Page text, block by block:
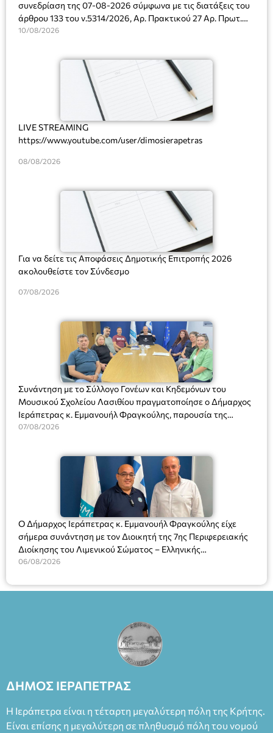
συνεδρίαση της 07-08-2026 σύμφωνα με τις διατάξεις του
άρθρου 133 του ν.5314/2026, Αρ. Πρακτικού 27 Αρ. Πρωτ.
Πρόσκλησης: 10817/03-08-2026
10/08/2026
LIVE STREAMING
https://www.youtube.com/user/dimosierapetras
08/08/2026
Για να δείτε τις Αποφάσεις Δημοτικής Επιτροπής 2026
ακολουθείστε τον Σύνδεσμο
07/08/2026
Συνάντηση με το Σύλλογο Γονέων και Κηδεμόνων του
Μουσικού Σχολείου Λασιθίου πραγματοποίησε ο Δήμαρχος
Ιεράπετρας κ. Εμμανουήλ Φραγκούλης, παρουσία της
Διευθύντριας του σχολείου κας Μαριάννας Χαΐτα.
07/08/2026
Ο Δήμαρχος Ιεράπετρας κ. Εμμανουήλ Φραγκούλης είχε
σήμερα συνάντηση με τον Διοικητή της 7ης Περιφερειακής
Διοίκησης του Λιμενικού Σώματος – Ελληνικής
Ακτοφυλακής (Λ.Σ.-ΕΛ.ΑΚΤ.), Αρχιπλοίαρχο Λ.Σ. κ. Ιωάννη
06/08/2026
ΔΗΜΟΣ ΙΕΡΑΠΕΤΡΑΣ
Η Ιεράπετρα είναι η τέταρτη μεγαλύτερη πόλη της Κρήτης.
Είναι επίσης η μεγαλύτερη σε πληθυσμό πόλη του νομού